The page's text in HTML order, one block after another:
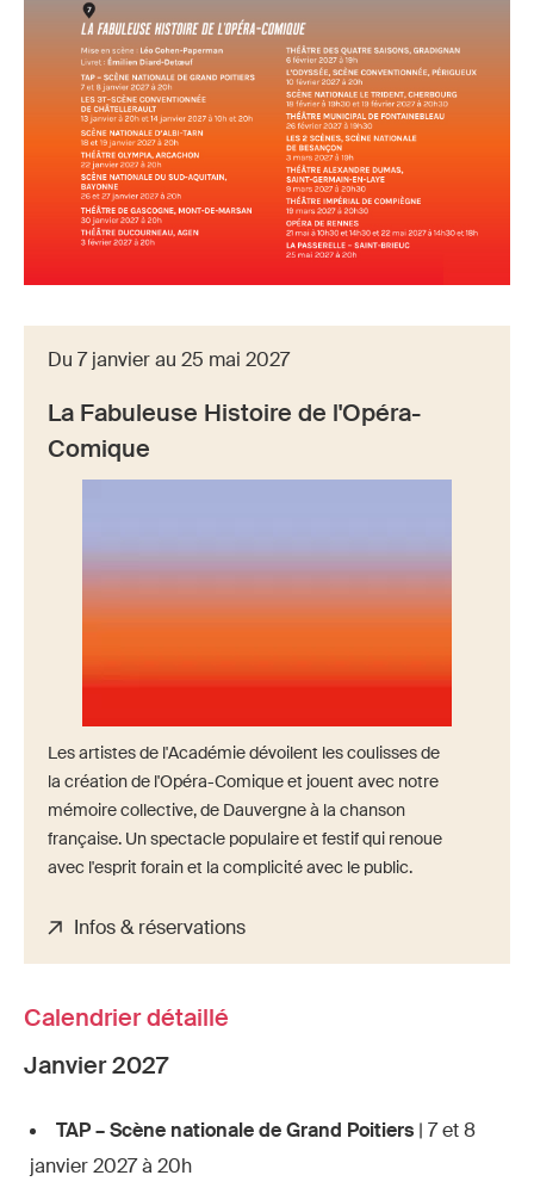
Du 7 janvier au 25 mai 2027
La Fabuleuse Histoire de l'Opéra-
Comique
Les artistes de l'Académie dévoilent les coulisses de
la création de l'Opéra-Comique et jouent avec notre
mémoire collective, de Dauvergne à la chanson
française. Un spectacle populaire et festif qui renoue
avec l'esprit forain et la complicité avec le public.
Infos & réservations
Calendrier détaillé
Janvier 2027
TAP – Scène nationale de Grand Poitiers | 7 et 8
janvier 2027 à 20h